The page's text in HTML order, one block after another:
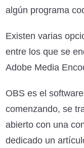
algún programa
Existen varias
entre los que se
Adobe Media
OBS es el
comenzando, se
abierto con una
dedicado un